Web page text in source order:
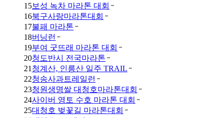
15보성 녹차 마라톤 대회
16북구사랑마라톤대회
17불패 마라톤
18버닝런
19부여 굿뜨래 마라톤 대회
20청도반시 전국마라톤
21 청계산, 인릉산 일주 TRAIL
22청송사과트레일런
23청원생명쌀 대청호마라톤대회
24사이버 영토 수호 마라톤 대회
25대청호 벚꽃길 마라톤대회